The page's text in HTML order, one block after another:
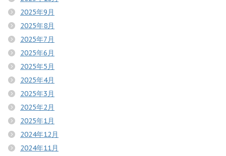
2025年9月
2025年8月
2025年7月
2025年6月
2025年5月
2025年4月
2025年3月
2025年2月
2025年1月
2024年12月
2024年11月